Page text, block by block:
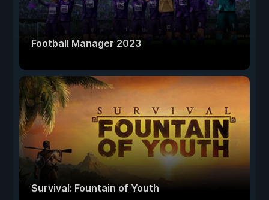
Football Manager 2023
Survival: Fountain of Youth